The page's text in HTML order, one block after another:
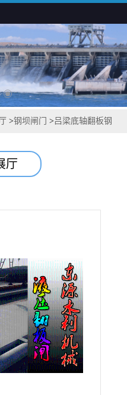
>钢坝闸门 >吕梁底轴翻板钢
厅